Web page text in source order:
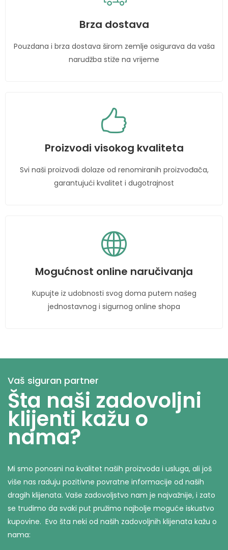
Brza dostava
Pouzdana i brza dostava širom zemlje osigurava da vaša
narudžba stiže na vrijeme
Proizvodi visokog kvaliteta
Svi naši proizvodi dolaze od renomiranih proizvođača,
garantujući kvalitet i dugotrajnost
Mogućnost online naručivanja
Kupujte iz udobnosti svog doma putem našeg
jednostavnog i sigurnog online shopa
Vaš siguran partner
Šta naši zadovoljni
klijenti kažu o
nama?
Mi smo ponosni na kvalitet naših proizvoda i usluga, ali još
više nas raduju pozitivne povratne informacije od naših
dragih klijenata. Vaše zadovoljstvo nam je najvažnije, i zato
se trudimo da svaki put pružimo najbolje moguće iskustvo
kupovine. Evo šta neki od naših zadovoljnih klijenata kažu o
nama: